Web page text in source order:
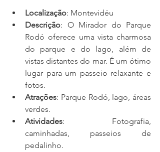
Localização: Montevidéu
Descrição: O Mirador do Parque
Rodó oferece uma vista charmosa
do parque e do lago, além de
vistas distantes do mar. É um ótimo
lugar para um passeio relaxante e
fotos.
Atrações: Parque Rodó, lago, áreas
verdes.
Atividades: Fotografia,
caminhadas, passeios de
pedalinho.